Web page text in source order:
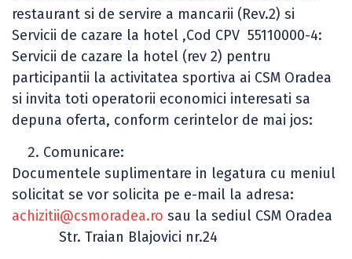
restaurant si de servire a mancarii (Rev.2) si
Servicii de cazare la hotel ,Cod CPV 55110000-4:
Servicii de cazare la hotel (rev 2) pentru
participantii la activitatea sportiva ai CSM Oradea
si invita toti operatorii economici interesati sa
depuna oferta, conform cerintelor de mai jos:
Comunicare:
Documentele suplimentare in legatura cu meniul
solicitat se vor solicita pe e-mail la adresa:
achizitii@csmoradea.ro sau la sediul CSM Oradea
Str. Traian Blajovici nr.24